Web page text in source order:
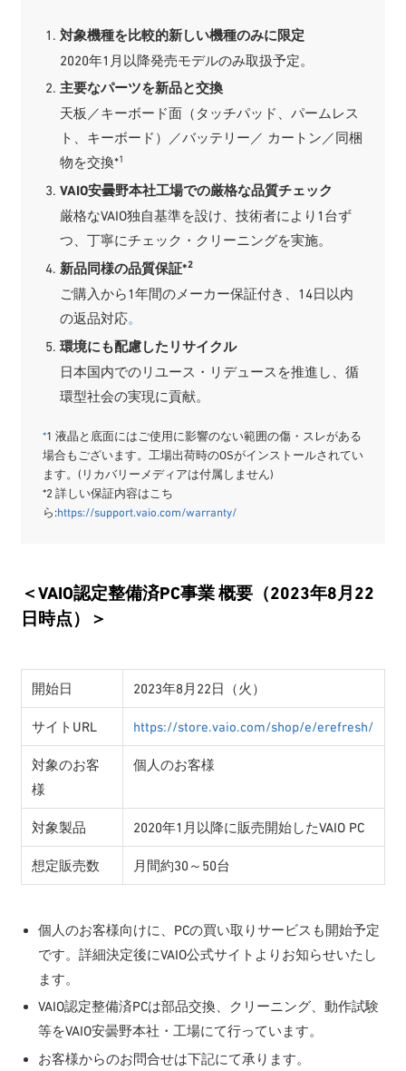
対象機種を比較的新しい機種のみに限定
2020年1月以降発売モデルのみ取扱予定。
主要なパーツを新品と交換
天板／キーボード面（タッチパッド、パームレス
ト、キーボード）／バッテリー／ カートン／同梱
物を交換*1
VAIO安曇野本社工場での厳格な品質チェック
厳格なVAIO独自基準を設け、技術者により1台ず
つ、丁寧にチェック・クリーニングを実施。
新品同様の品質保証*2
ご購入から1年間のメーカー保証付き、14日以内
の返品対応。
環境にも配慮したリサイクル
日本国内でのリユース・リデュースを推進し、循
環型社会の実現に貢献。
*1 液晶と底面にはご使用に影響のない範囲の傷・スレがある
場合もございます。工場出荷時のOSがインストールされてい
ます。(リカバリーメディアは付属しません)
*2 詳しい保証内容はこち
ら:https://support.vaio.com/warranty/
＜VAIO認定整備済PC事業 概要（2023年8月22
日時点）＞
開始日 2023年8月22日（火）
サイトURL https://store.vaio.com/shop/e/erefresh/
対象のお客
様
個人のお客様
対象製品 2020年1月以降に販売開始したVAIO PC
想定販売数 月間約30～50台
個人のお客様向けに、PCの買い取りサービスも開始予定
です。詳細決定後にVAIO公式サイトよりお知らせいたし
ます。
VAIO認定整備済PCは部品交換、クリーニング、動作試験
等をVAIO安曇野本社・工場にて行っています。
お客様からのお問合せは下記にて承ります。